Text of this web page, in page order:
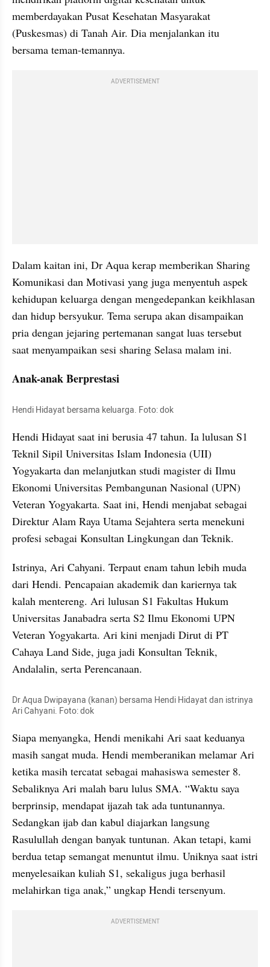
memberdayakan Pusat Kesehatan Masyarakat
(Puskesmas) di Tanah Air. Dia menjalankan itu
bersama teman-temannya.
ADVERTISEMENT
Dalam kaitan ini, Dr Aqua kerap memberikan Sharing
Komunikasi dan Motivasi yang juga menyentuh aspek
kehidupan keluarga dengan mengedepankan keikhlasan
dan hidup bersyukur. Tema serupa akan disampaikan
pria dengan jejaring pertemanan sangat luas tersebut
saat menyampaikan sesi sharing Selasa malam ini.
Anak-anak Berprestasi
Hendi Hidayat bersama keluarga. Foto: dok
Hendi Hidayat saat ini berusia 47 tahun. Ia lulusan S1
Teknil Sipil Universitas Islam Indonesia (UII)
Yogyakarta dan melanjutkan studi magister di Ilmu
Ekonomi Universitas Pembangunan Nasional (UPN)
Veteran Yogyakarta. Saat ini, Hendi menjabat sebagai
Direktur Alam Raya Utama Sejahtera serta menekuni
profesi sebagai Konsultan Lingkungan dan Teknik.
Istrinya, Ari Cahyani. Terpaut enam tahun lebih muda
dari Hendi. Pencapaian akademik dan kariernya tak
kalah mentereng. Ari lulusan S1 Fakultas Hukum
Universitas Janabadra serta S2 Ilmu Ekonomi UPN
Veteran Yogyakarta. Ari kini menjadi Dirut di PT
Cahaya Land Side, juga jadi Konsultan Teknik,
Andalalin, serta Perencanaan.
Dr Aqua Dwipayana (kanan) bersama Hendi Hidayat dan istrinya
Ari Cahyani. Foto: dok
Siapa menyangka, Hendi menikahi Ari saat keduanya
masih sangat muda. Hendi memberanikan melamar Ari
ketika masih tercatat sebagai mahasiswa semester 8.
Sebaliknya Ari malah baru lulus SMA. “Waktu saya
berprinsip, mendapat ijazah tak ada tuntunannya.
Sedangkan ijab dan kabul diajarkan langsung
Rasulullah dengan banyak tuntunan. Akan tetapi, kami
berdua tetap semangat menuntut ilmu. Uniknya saat istri
menyelesaikan kuliah S1, sekaligus juga berhasil
melahirkan tiga anak,” ungkap Hendi tersenyum.
ADVERTISEMENT